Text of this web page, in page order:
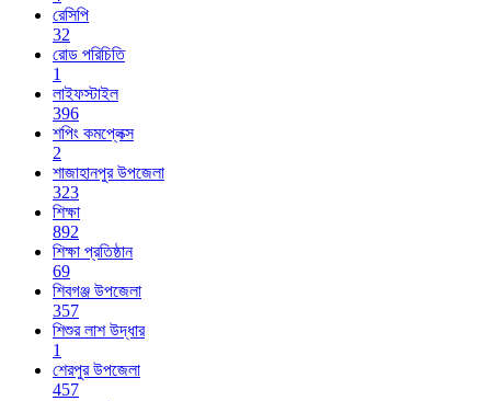
রেসিপি
32
রোড পরিচিতি
1
লাইফস্টাইল
396
শপিং কমপ্লেক্স
2
শাজাহানপুর উপজেলা
323
শিক্ষা
892
শিক্ষা প্রতিষ্ঠান
69
শিবগঞ্জ উপজেলা
357
শিশুর লাশ উদ্ধার
1
শেরপুর উপজেলা
457